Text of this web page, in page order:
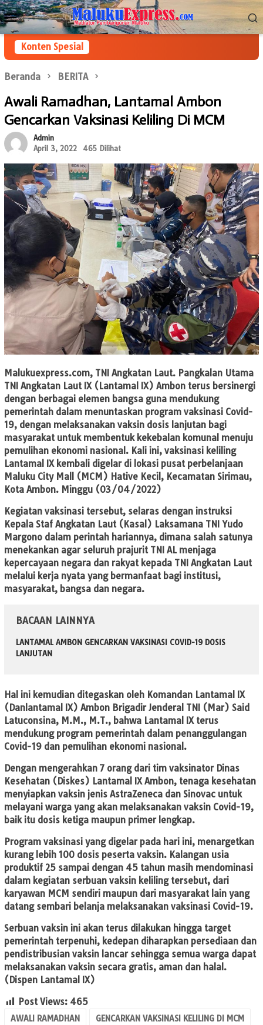
Loncat
ke
konten
Menu
Mobile
Konten Spesial
Beranda BERITA
Awali Ramadhan, Lantamal Ambon
Gencarkan Vaksinasi Keliling Di MCM
Admin
April 3, 2022
465 Dilihat
Malukuexpress.com, TNI Angkatan Laut. Pangkalan Utama
TNI Angkatan Laut IX (Lantamal IX) Ambon terus bersinergi
dengan berbagai elemen bangsa guna mendukung
pemerintah dalam menuntaskan program vaksinasi Covid-
19, dengan melaksanakan vaksin dosis lanjutan bagi
masyarakat untuk membentuk kekebalan komunal menuju
pemulihan ekonomi nasional. Kali ini, vaksinasi keliling
Lantamal IX kembali digelar di lokasi pusat perbelanjaan
Maluku City Mall (MCM) Hative Kecil, Kecamatan Sirimau,
Kota Ambon. Minggu (03/04/2022)
Kegiatan vaksinasi tersebut, selaras dengan instruksi
Kepala Staf Angkatan Laut (Kasal) Laksamana TNI Yudo
Margono dalam perintah hariannya, dimana salah satunya
menekankan agar seluruh prajurit TNI AL menjaga
kepercayaan negara dan rakyat kepada TNI Angkatan Laut
melalui kerja nyata yang bermanfaat bagi institusi,
masyarakat, bangsa dan negara.
BACAAN LAINNYA
LANTAMAL AMBON GENCARKAN VAKSINASI COVID-19 DOSIS
LANJUTAN
Hal ini kemudian ditegaskan oleh Komandan Lantamal IX
(Danlantamal IX) Ambon Brigadir Jenderal TNI (Mar) Said
Latuconsina, M.M., M.T., bahwa Lantamal IX terus
mendukung program pemerintah dalam penanggulangan
Covid-19 dan pemulihan ekonomi nasional.
Dengan mengerahkan 7 orang dari tim vaksinator Dinas
Kesehatan (Diskes) Lantamal IX Ambon, tenaga kesehatan
menyiapkan vaksin jenis AstraZeneca dan Sinovac untuk
melayani warga yang akan melaksanakan vaksin Covid-19,
baik itu dosis ketiga maupun primer lengkap.
Program vaksinasi yang digelar pada hari ini, menargetkan
kurang lebih 100 dosis peserta vaksin. Kalangan usia
produktif 25 sampai dengan 45 tahun masih mendominasi
dalam kegiatan serbuan vaksin keliling tersebut, dari
karyawan MCM sendiri maupun dari masyarakat lain yang
datang sembari belanja melaksanakan vaksinasi Covid-19.
Serbuan vaksin ini akan terus dilakukan hingga target
pemerintah terpenuhi, kedepan diharapkan persediaan dan
pendistribusian vaksin lancar sehingga semua warga dapat
melaksanakan vaksin secara gratis, aman dan halal.
(Dispen Lantamal IX)
Post Views: 465
AWALI RAMADHAN
GENCARKAN VAKSINASI KELILING DI MCM